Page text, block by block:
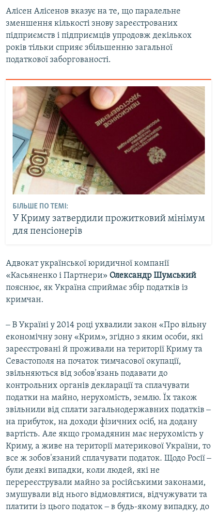
Алісен Алісенов вказує на те, що паралельне
зменшення кількості знову зареєстрованих
підприємств і підприємців упродовж декількох
років тільки сприяє збільшенню загальної
податкової заборгованості.
БІЛЬШЕ ПО ТЕМІ:
У Криму затвердили прожитковий мінімум
для пенсіонерів
Адвокат української юридичної компанії
«Касьяненко і Партнери» Олександр Шумський
пояснює, як Україна сприймає збір податків із
кримчан.
‒ В Україні у 2014 році ухвалили закон «Про вільну
економічну зону «Крим», згідно з яким особи, які
зареєстровані й проживали на території Криму та
Севастополя на початок тимчасової окупації,
звільняються від зобов'язань подавати до
контрольних органів декларації та сплачувати
податки на майно, нерухомість, землю. Їх також
звільнили від сплати загальнодержавних податків ‒
на прибуток, на доходи фізичних осіб, на додану
вартість. Але якщо громадянин має нерухомість у
Криму, а живе на території материкової України, то
все ж зобов'язаний сплачувати податок. Щодо Росії ‒
були деякі випадки, коли людей, які не
перереєстрували майно за російськими законами,
змушували від нього відмовлятися, відчужувати та
платити із цього податок ‒ в будь-якому випадку, до